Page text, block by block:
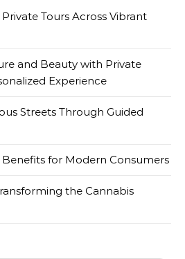
Tours Across Vibrant
and Beauty with Private
Experience
Streets Through Guided
for Modern Consumers
the Cannabis